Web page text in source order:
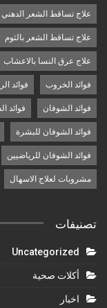
علاج تساقط الشعر الدهني
علاج تساقط الشعر بالثوم
علاج عرق النسا بالاعشاب
فوائد الخروب فوائد
فوائد الشوفان فوائد
فوائد الشوفان للبشرة
فوائد الشوفان للرياضيين
مشروبات لعلاج الاسهال
تصنيفات
Uncategorized
أكلات صحية
اخبار